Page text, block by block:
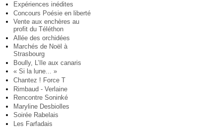
Expériences inédites
Concours Poésie en liberté
Vente aux enchères au
profit du Téléthon
Allée des orchidées
Marchés de Noël à
Strasbourg
Boully, L’Ile aux canaris
« Si la lune... »
Chantez ! Force T
Rimbaud - Verlaine
Rencontre Soninké
Maryline Desbiolles
Soirée Rabelais
Les Farfadais